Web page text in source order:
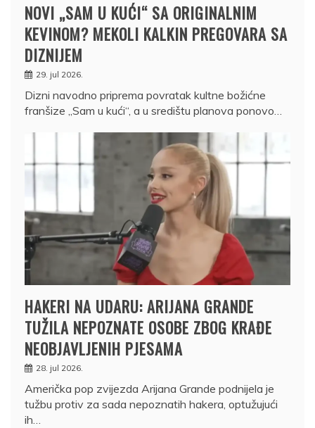
NOVI „SAM U KUĆI“ SA ORIGINALNIM
KEVINOM? MEKOLI KALKIN PREGOVARA SA
DIZNIJEM
29. jul 2026.
Dizni navodno priprema povratak kultne božićne
franšize „Sam u kući“, a u središtu planova ponovo…
HAKERI NA UDARU: ARIJANA GRANDE
TUŽILA NEPOZNATE OSOBE ZBOG KRAĐE
NEOBJAVLJENIH PJESAMA
28. jul 2026.
Američka pop zvijezda Arijana Grande podnijela je
tužbu protiv za sada nepoznatih hakera, optužujući
ih…